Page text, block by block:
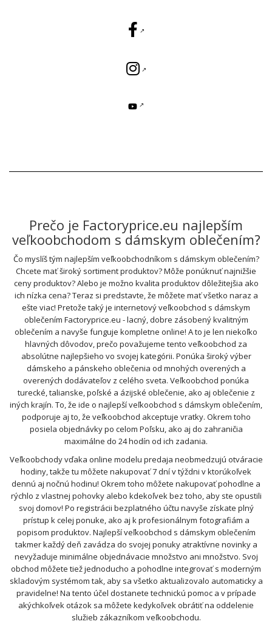
Prečo je Factoryprice.eu najlepším
veľkoobchodom s dámskym oblečením?
Čo myslíš tým najlepším veľkoobchodníkom s dámskym oblečením?
Chcete mať široký sortiment produktov? Môže ponúknuť najnižšie
ceny produktov? Alebo je možno kvalita produktov dôležitejšia ako
ich nízka cena? Teraz si predstavte, že môžete mať všetko naraz a
ešte viac! Pretože taký je internetový veľkoobchod s dámskym
oblečením Factoryprice.eu - lacný, dobre zásobený kvalitným
oblečením a navyše funguje kompletne online! A to je len niekoľko
hlavných dôvodov, prečo považujeme tento veľkoobchod za
absolútne najlepšieho vo svojej kategórii. Ponúka široký výber
dámskeho a pánskeho oblečenia od mnohých overených a
overených dodávateľov z celého sveta. Veľkoobchod ponúka
turecké, talianske, poľské a ázijské oblečenie, ako aj oblečenie z
iných krajín. To, že ide o najlepší veľkoobchod s dámskym oblečením,
podporuje aj to, že veľkoobchod akceptuje vratky. Okrem toho
posiela objednávky po celom Poľsku, ako aj do zahraničia
maximálne do 24 hodín od ich zadania.
Veľkoobchody vďaka online modelu predaja neobmedzujú otváracie
hodiny, takže tu môžete nakupovať 7 dní v týždni v ktorúkoľvek
dennú aj nočnú hodinu! Okrem toho môžete nakupovať pohodlne a
rýchlo z vlastnej pohovky alebo kdekoľvek bez toho, aby ste opustili
svoj domov! Po registrácii bezplatného účtu navyše získate plný
prístup k celej ponuke, ako aj k profesionálnym fotografiám a
popisom produktov. Najlepší veľkoobchod s dámskym oblečením
takmer každý deň zavádza do svojej ponuky atraktívne novinky a
nevyžaduje minimálne objednávacie množstvo ani množstvo. Svoj
obchod môžete tiež jednoducho a pohodlne integrovať s moderným
skladovým systémom tak, aby sa všetko aktualizovalo automaticky a
pravidelne! Na tento účel dostanete technickú pomoc a v prípade
akýchkoľvek otázok sa môžete kedykoľvek obrátiť na oddelenie
služieb zákazníkom veľkoobchodu.